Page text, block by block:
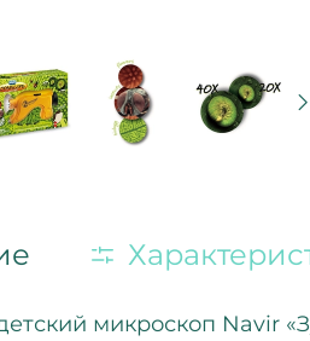
микроскоп Navir